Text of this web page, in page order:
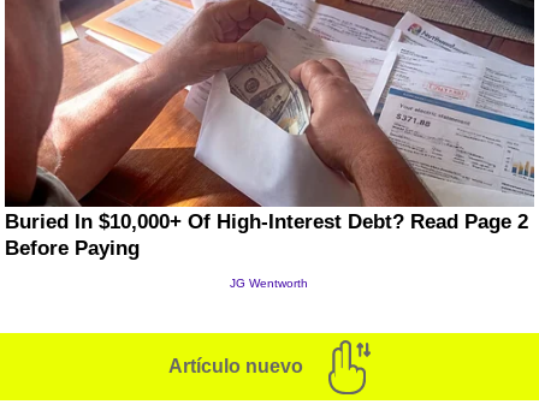
Artículo nuevo